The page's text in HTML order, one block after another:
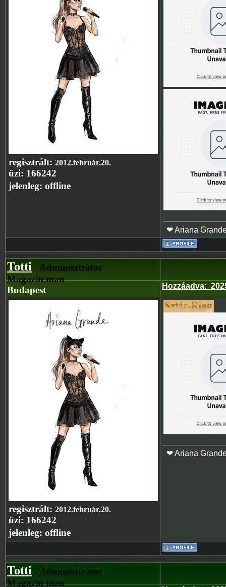
regisztrált: 2012.február.20.
üzi: 166242
jelenleg: offline
❤ Ariana
Totti- Adminisztrátor
Magazin man
Budapest
Hozzáadva:
regisztrált: 2012.február.20.
üzi: 166242
jelenleg: offline
❤ Ariana
Totti- Adminisztrátor
Magazin man